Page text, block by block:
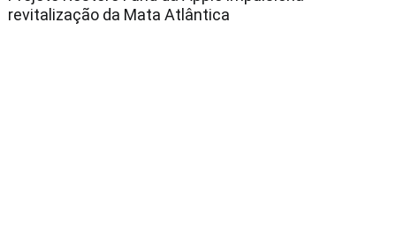
revitalização da Mata Atlântica